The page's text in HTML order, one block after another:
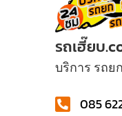
รถเฮี๊ยบ
บริการ รถย
085